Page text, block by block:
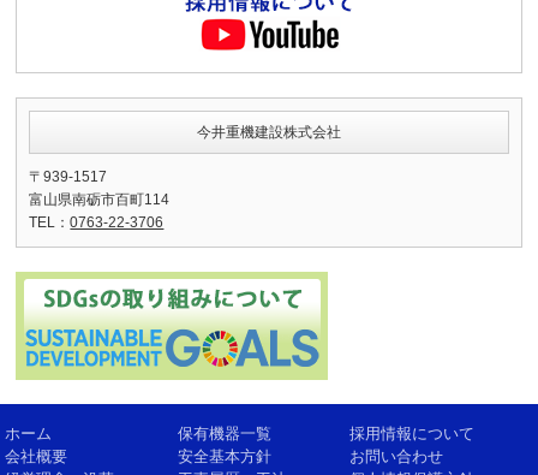
今井重機建設株式会社
〒939-1517
富山県南砺市百町114
TEL：0763-22-3706
ホーム
会社概要
保有機器一覧
安全基本方針
採用情報について
お問い合わせ